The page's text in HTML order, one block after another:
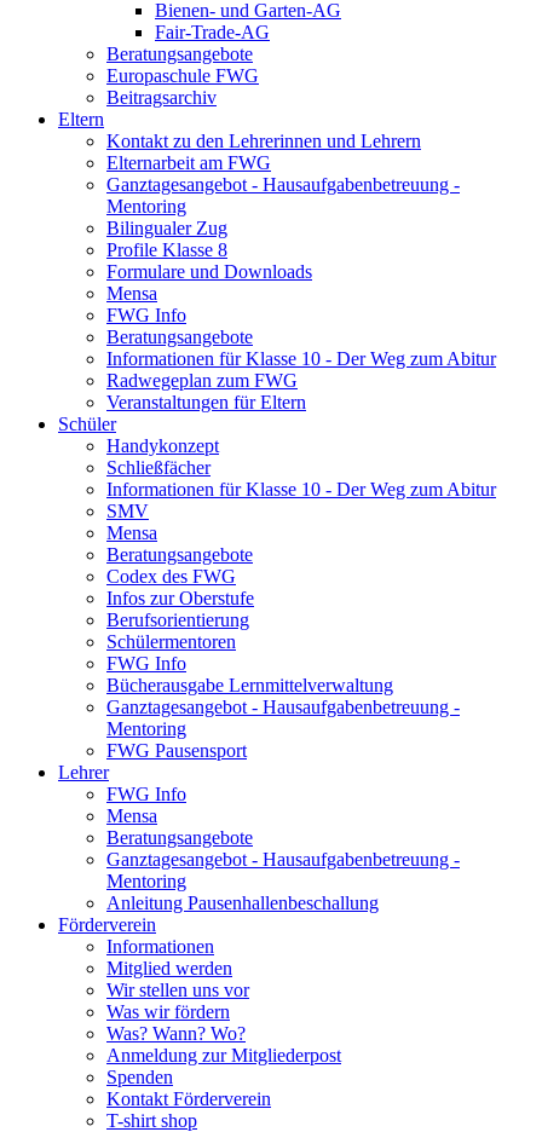
Bienen- und Garten-AG
Fair-Trade-AG
Beratungsangebote
Europaschule FWG
Beitragsarchiv
Eltern
Kontakt zu den Lehrerinnen und Lehrern
Elternarbeit am FWG
Ganztagesangebot - Hausaufgabenbetreuung -
Mentoring
Bilingualer Zug
Profile Klasse 8
Formulare und Downloads
Mensa
FWG Info
Beratungsangebote
Informationen für Klasse 10 - Der Weg zum Abitur
Radwegeplan zum FWG
Veranstaltungen für Eltern
Schüler
Handykonzept
Schließfächer
Informationen für Klasse 10 - Der Weg zum Abitur
SMV
Mensa
Beratungsangebote
Codex des FWG
Infos zur Oberstufe
Berufsorientierung
Schülermentoren
FWG Info
Bücherausgabe Lernmittelverwaltung
Ganztagesangebot - Hausaufgabenbetreuung -
Mentoring
FWG Pausensport
Lehrer
FWG Info
Mensa
Beratungsangebote
Ganztagesangebot - Hausaufgabenbetreuung -
Mentoring
Anleitung Pausenhallenbeschallung
Förderverein
Informationen
Mitglied werden
Wir stellen uns vor
Was wir fördern
Was? Wann? Wo?
Anmeldung zur Mitgliederpost
Spenden
Kontakt Förderverein
T-shirt shop